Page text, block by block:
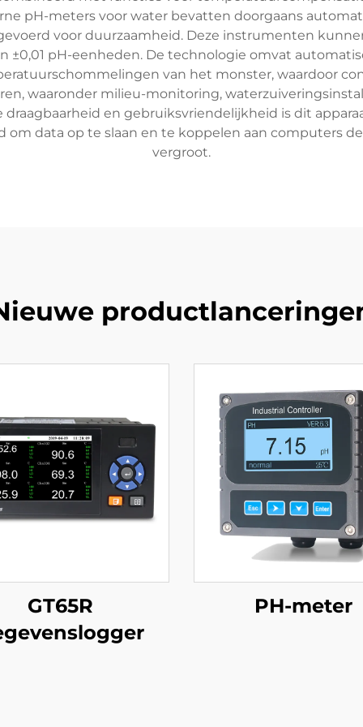
pH-meters voor water bevatten doorgaans
voor duurzaamheid. Deze instrumenten
pH-eenheden. De technologie omvat
van het monster, waardoor
waaronder milieu-monitoring,
en gebruiksvriendelijkheid is dit
om data op te slaan en te koppelen aan computers
vergroot.
GT65R
PH-meter